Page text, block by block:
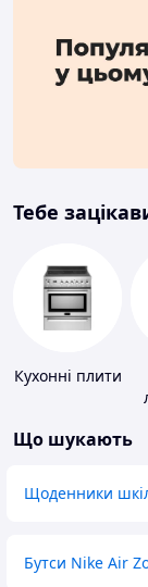
Тебе
Кухонні плити
Що шукають
Щоденники
Бутси Nike Air